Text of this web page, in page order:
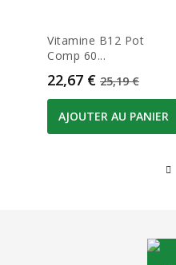
Vitamine B12 Pot
Comp 60...
Prix
22,67 € Prix de base
25,19 €
AJOUTER AU PANIER